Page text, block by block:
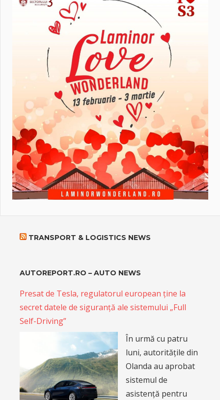
TRANSPORT & LOGISTICS NEWS
AUTOREPORT.RO – AUTO NEWS
Presat de Tesla, regulatorul european ține la
secret datele de siguranță ale sistemului „Full
Self-Driving”
În urmă cu patru
luni, autoritățile din
Olanda au aprobat
sistemul de
asistență pentru